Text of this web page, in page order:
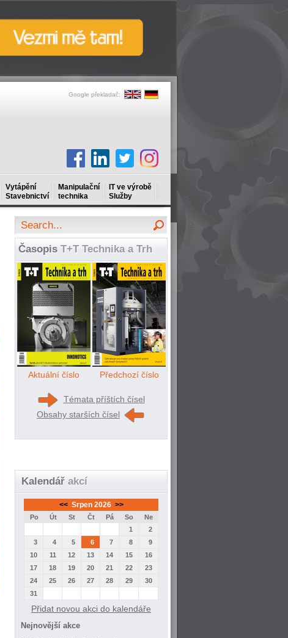
Google překladač:
Vytápění
Stavebnictví
Manipulační
technika
IT ve výrobě
Služby
Časopis T+T Technika a Trh
Aktuální číslo Předchozí číslo
Témata příštích čísel
Obsahy starších čísel
Kalendář akcí
<< Srpen 2026 >>
Po Út St Čt Pá So
Ne
1
2
3
4 5 6 7 8
9
10
11 12 13 14 15
16
17
18 19 20 21 22
23
24
25 26 27 28 29
30
31
Přidat novou akci do kalendáře
Nejnovější akce